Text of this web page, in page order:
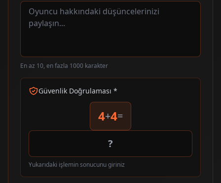
En az 10, en fazla 1000 karakter
Güvenlik Doğrulaması *
4+4=
Yukarıdaki işlemin sonucunu giriniz